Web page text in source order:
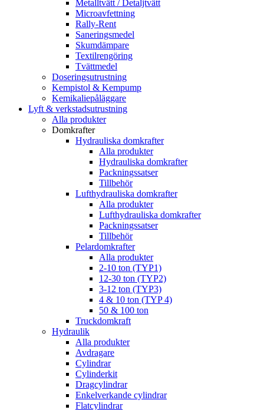
Metalltvätt / Detaljtvätt
Microavfettning
Rally-Rent
Saneringsmedel
Skumdämpare
Textilrengöring
Tvättmedel
Doseringsutrustning
Kempistol & Kempump
Kemikaliepåläggare
Lyft & verkstadsutrustning
Alla produkter
Domkrafter
Hydrauliska domkrafter
Alla produkter
Hydrauliska domkrafter
Packningssatser
Tillbehör
Lufthydrauliska domkrafter
Alla produkter
Lufthydrauliska domkrafter
Packningssatser
Tillbehör
Pelardomkrafter
Alla produkter
2-10 ton (TYP1)
12-30 ton (TYP2)
3-12 ton (TYP3)
4 & 10 ton (TYP 4)
50 & 100 ton
Truckdomkraft
Hydraulik
Alla produkter
Avdragare
Cylindrar
Cylinderkit
Dragcylindrar
Enkelverkande cylindrar
Flatcylindrar